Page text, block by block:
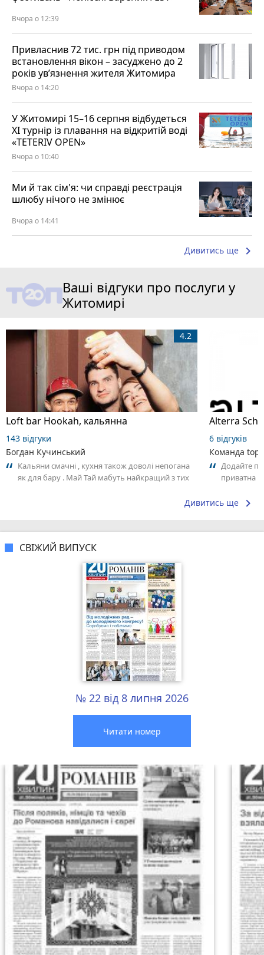
Вчора о 12:39
Привласнив 72 тис. грн під приводом
встановлення вікон – засуджено до 2
років ув’язнення жителя Житомира
Вчора о 14:20
У Житомирі 15–16 серпня відбудеться
XI турнір із плавання на відкритій воді
«TETERIV OPEN»
Вчора о 10:40
Ми й так сім'я: чи справді реєстрація
шлюбу нічого не змінює
Вчора о 14:41
Дивитись ще keyboard_arrow_right
Ваші відгуки про послуги у
Житомирі
Loft bar Hookah, кальянна
4.2
143 відгуки
Богдан Кучинський
Кальяни смачні , кухня також доволі непогана
як для бару . Май Тай мабуть найкращий з тих
6 відгуків
Команда
Додайте
приватна
Дивитись ще keyboard_arrow_right
СВІЖИЙ ВИПУСК
№ 22 від 8 липня 2026
Читати номер